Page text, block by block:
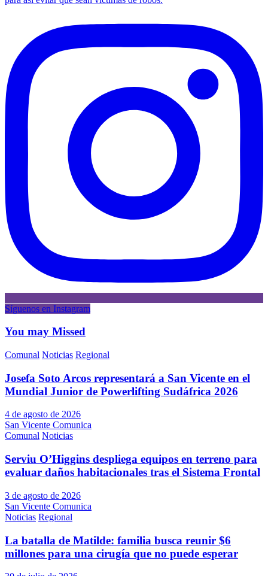
Síguenos en Instagram
You may Missed
Comunal Noticias Regional
Josefa Soto Arcos representará a San Vicente en el
Mundial Junior de Powerlifting Sudáfrica 2026
4 de agosto de 2026
San Vicente Comunica
Comunal Noticias
Serviu O’Higgins despliega equipos en terreno para
evaluar daños habitacionales tras el Sistema Frontal
3 de agosto de 2026
San Vicente Comunica
Noticias Regional
La batalla de Matilde: familia busca reunir $6
millones para una cirugía que no puede esperar